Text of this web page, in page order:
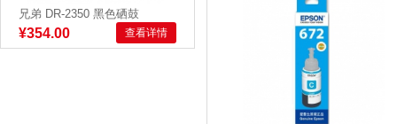
兄弟 DR-2350 黑色硒鼓
¥354.00 查看详情